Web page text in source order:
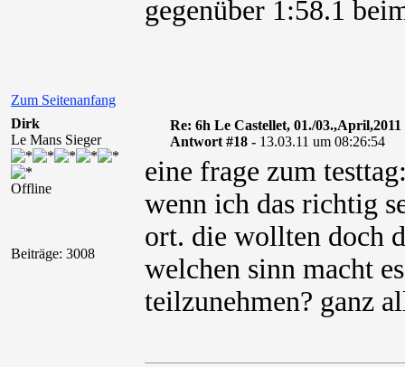
gegenüber 1:58.1
Zum Seitenanfang
Dirk
Le Mans Sieger
Offline
Beiträge: 3008
Re: 6h Le Castellet, 01./03.,April,2011
Antwort #18 - 13.03.11 um 08:26:54
eine frage zum
wenn ich das richtig
ort. die wollten doch
welchen sinn macht
teilzunehmen? ganz